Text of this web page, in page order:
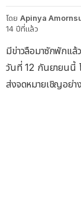
โดย Apinya
14 ปีที่แล้ว
มีข่าวลือมาซักพักแล้
วันที่ 12 กันยายนนี้
ส่งจดหมายเชิญอย่า